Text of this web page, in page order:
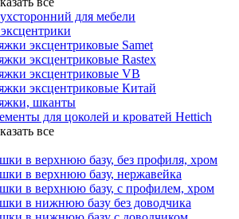
для мебели
эксцентриковые Samet
эксцентриковые Rastex
эксцентриковые VB
эксцентриковые Китай
шканты
для цоколей и кроватей Hettich
все
в верхнюю базу, без профиля, хром
в верхнюю базу, нержавейка
в верхнюю базу, с профилем, хром
в нижнюю базу без доводчика